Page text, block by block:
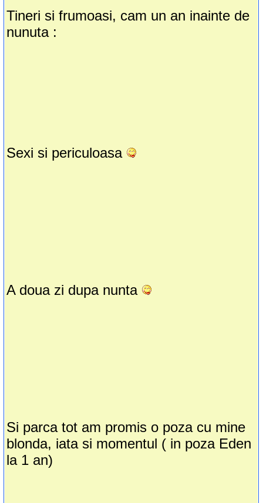
Tineri si frumoasi, cam un an inainte de
nunuta :
Sexi si periculoasa
A doua zi dupa nunta
Si parca tot am promis o poza cu mine
blonda, iata si momentul ( in poza Eden
la 1 an)